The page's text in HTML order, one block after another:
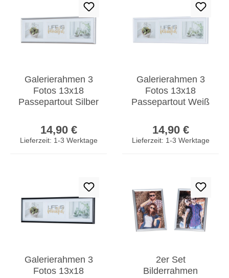
Galerierahmen 3
Fotos 13x18
Passepartout Silber
Fotorahmen
Collage
14,90 €
Lieferzeit: 1-3 Werktage
Galerierahmen 3
Fotos 13x18
Passepartout Weiß
Fotorahmen
Collage
14,90 €
Lieferzeit: 1-3 Werktage
Galerierahmen 3
Fotos 13x18
2er Set
Bilderrahmen